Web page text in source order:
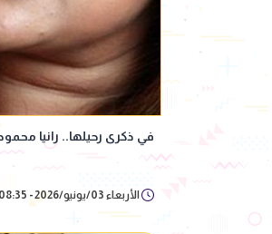
في ذكرى رحيلها.. رانيا
الأربعاء 03/يونيو/2026 - 08:35 م